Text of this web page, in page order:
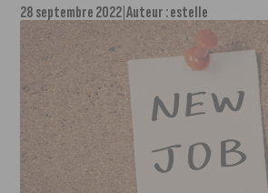
28 septembre 2022 Auteur :estelle